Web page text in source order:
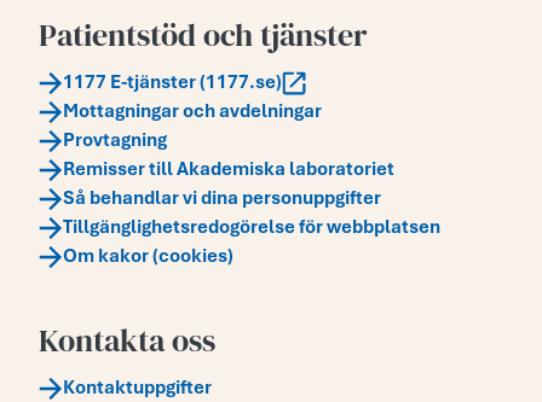
Patientstöd och tjänster
1177 E-tjänster (1177.se)
Mottagningar och avdelningar
Provtagning
Remisser till Akademiska laboratoriet
Så behandlar vi dina personuppgifter
Tillgänglighetsredogörelse för webbplatsen
Om kakor (cookies)
Kontakta oss
Kontaktuppgifter